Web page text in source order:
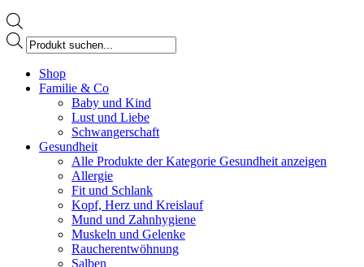
Products
search
page
opens
Shop
Familie & Co
Baby und Kind
Lust und Liebe
Schwangerschaft
Gesundheit
Alle Produkte der Kategorie Gesundheit anzeigen
Allergie
Fit und Schlank
Kopf, Herz und Kreislauf
Mund und Zahnhygiene
Muskeln und Gelenke
Raucherentwöhnung
Salben